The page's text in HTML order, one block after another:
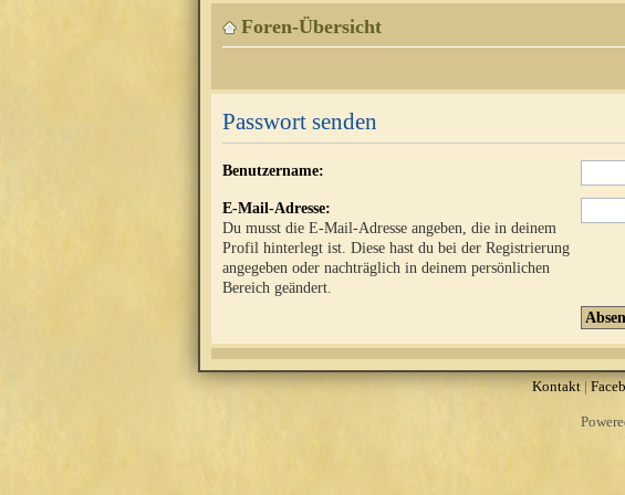
Foren-Übersicht
Passwort senden
Benutzername:
E-Mail-Adresse:
Du musst die E-Mail-Adresse angeben, die in deinem
Profil hinterlegt ist. Diese hast du bei der Registrierung
angegeben oder nachträglich in deinem persönlichen
Bereich geändert.
Kontakt|